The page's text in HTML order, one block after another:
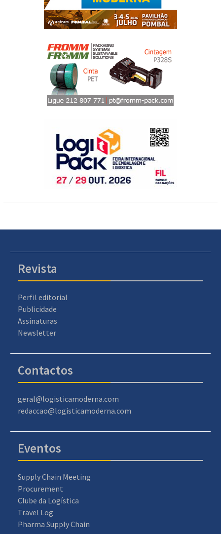
Revista
Perfil editorial
Publicidade
Assinaturas
Newsletter
Contactos
geral@logisticamoderna.com
redaccao@logisticamoderna.com
Eventos
Supply Chain Meeting
Procurement
Clube da Logística
Travel Log
Pharma Supply Chain